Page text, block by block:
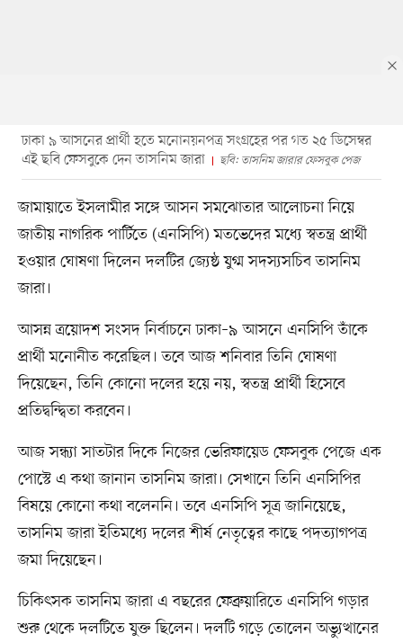
ঢাকা ৯ আসনের প্রার্থী হতে মনোনয়নপত্র সংগ্রহের পর গত ২৫ ডিসেম্বর
এই ছবি ফেসবুকে দেন তাসনিম জারা
ছবি: তাসনিম জারার ফেসবুক পেজ
জামায়াতে ইসলামীর সঙ্গে আসন সমঝোতার আলোচনা নিয়ে
জাতীয় নাগরিক পার্টিতে (এনসিপি) মতভেদের মধ্যে স্বতন্ত্র প্রার্থী
হওয়ার ঘোষণা দিলেন দলটির জ্যেষ্ঠ যুগ্ম সদস্যসচিব তাসনিম
জারা।
আসন্ন ত্রয়োদশ সংসদ নির্বাচনে ঢাকা–৯ আসনে এনসিপি তাঁকে
প্রার্থী মনোনীত করেছিল। তবে আজ শনিবার তিনি ঘোষণা
দিয়েছেন, তিনি কোনো দলের হয়ে নয়, স্বতন্ত্র প্রার্থী হিসেবে
প্রতিদ্বন্দ্বিতা করবেন।
আজ সন্ধ্যা সাতটার দিকে নিজের ভেরিফায়েড ফেসবুক পেজে এক
পোস্টে এ কথা জানান তাসনিম জারা। সেখানে তিনি এনসিপির
বিষয়ে কোনো কথা বলেননি। তবে এনসিপি সূত্র জানিয়েছে,
তাসনিম জারা ইতিমধ্যে দলের শীর্ষ নেতৃত্বের কাছে পদত্যাগপত্র
জমা দিয়েছেন।
চিকিৎসক তাসনিম জারা এ বছরের ফেব্রুয়ারিতে এনসিপি গড়ার
শুরু থেকে দলটিতে যুক্ত ছিলেন। দলটি গড়ে তোলেন অভ্যুত্থানের